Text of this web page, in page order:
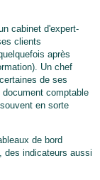
cabinet d'expert-
clients
après
Un chef
de ses
comptable
en sorte
de bord
des indicateurs aussi